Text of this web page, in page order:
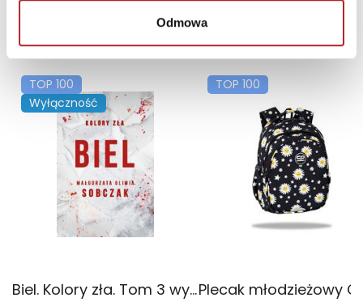
Odmowa
NAJCZĘŚCIEJ KUPOWANE zobacz więcej
TOP 100
Wyłączność
Biel. Kolory zła. Tom 3 wyd. 2025
TOP 100